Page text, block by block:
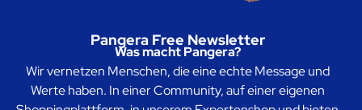
Pangera Free Newsletter
Was macht Pangera?
Wir vernetzen Menschen, die eine echte Message und
Werte haben. In einer Community, auf einer eigenen
Shoppingplattform, in unserem Expertenshop und bieten